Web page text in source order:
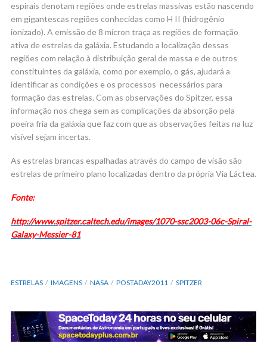
espirais denotam regiões onde estrelas massivas estão nascendo
em gigantescas regiões conhecidas como H II (hidrogênio
ionizado). A emissão de 8 mícron traça as regiões de formação
ativa de estrelas da galáxia. Estudando a localização dessas
regiões com relação à distribuição geral de massa e de outros
constituintes da galáxia, como por exemplo, o gás, ajudará a
identificar as condições e os processos necessários para
formação das estrelas. Com as observações do Spitzer, essa
informação nos chega sem as complicações da absorção pela
poeira fria da galáxia que faz com que as observações feitas na luz
visível sejam incertas.
As estrelas brancas espalhadas através do campo de visão são
estrelas de primeiro plano localizadas dentro da própria Via Láctea.
Fonte:
http://www.spitzer.caltech.edu/images/1070-ssc2003-06c-Spiral-
Galaxy-Messier-81
ESTRELAS IMAGENS NASA POSTADAY2011 SPITZER